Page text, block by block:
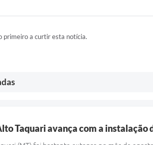
primeiro a curtir esta notícia.
Taquari avança com a